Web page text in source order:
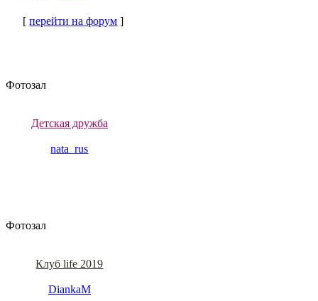
[перейти на форум ]
Фотозал
Детская дружба
nata_rus
Фотозал
Клуб life 2019
DiankaM